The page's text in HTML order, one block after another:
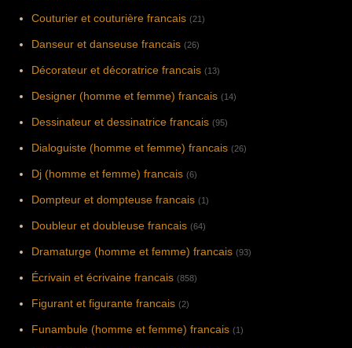
Couturier et couturière francais (21)
Danseur et danseuse francais (26)
Décorateur et décoratrice francais (13)
Designer (homme et femme) francais (14)
Dessinateur et dessinatrice francais (95)
Dialoguiste (homme et femme) francais (26)
Dj (homme et femme) francais (6)
Dompteur et dompteuse francais (1)
Doubleur et doubleuse francais (64)
Dramaturge (homme et femme) francais (93)
Écrivain et écrivaine francais (858)
Figurant et figurante francais (2)
Funambule (homme et femme) francais (1)